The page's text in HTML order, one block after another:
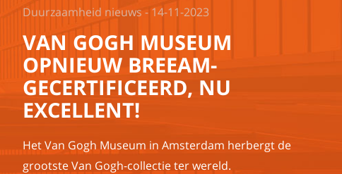
Duurzaamheid nieuws - 14-11-2023
VAN GOGH MUSEUM
OPNIEUW BREEAM-
GECERTIFICEERD, NU
EXCELLENT!
Het Van Gogh Museum in Amsterdam herbergt de
grootste Van Gogh-collectie ter wereld.